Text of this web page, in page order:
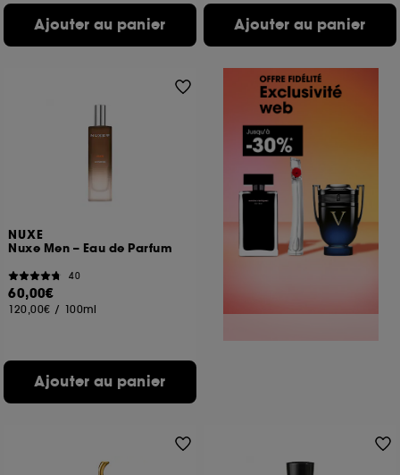
Ajouter au panier Ajouter au panier
NUXE
Nuxe Men – Eau de Parfum
40
60,00€
120,00€ / 100ml
Ajouter au panier